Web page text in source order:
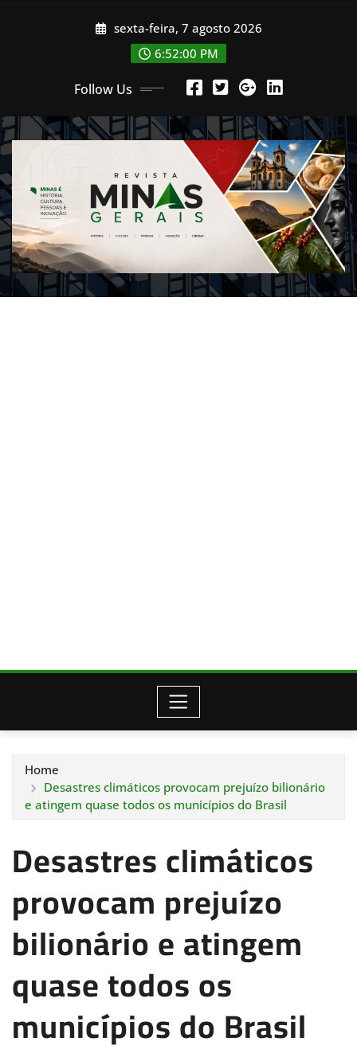
sexta-feira, 7 agosto 2026
6:52:02 PM
Follow Us
Home
Desastres climáticos provocam prejuízo bilionário
e atingem quase todos os municípios do Brasil
Desastres climáticos
provocam prejuízo
bilionário e atingem
quase todos os
municípios do Brasil